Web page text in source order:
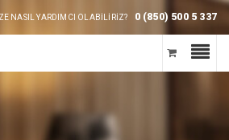
NASIL YARDIMCI OLABİLİRİZ? 0 (850) 500 5 337